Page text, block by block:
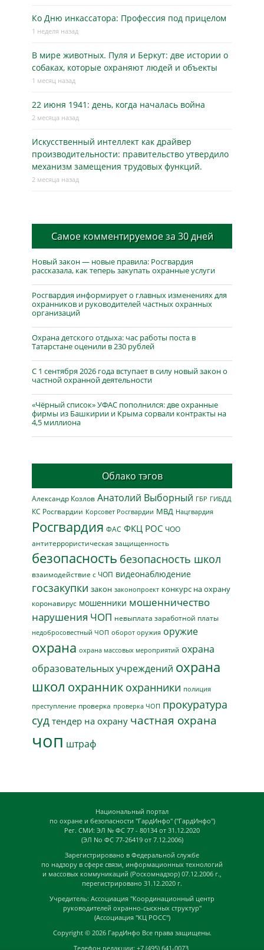
Ко Дню инкассатора: Профессия под прицелом
1 неделя назад
В мире животных. Пуля и Беркут: две истории о
собаках, которые охраняют людей и объекты
1 месяц назад
22 июня 1941: день, когда началась война
2 месяца назад
Искусственный интеллект как драйвер
производительности: правительство утвердило
механизм замещения трудовых функций.
2 месяца назад
Самое комментируемое за 30 дней
Новый закон — новые правила: Росгвардия
рассказала, как теперь закупать охранные услуги
Росгвардия информирует о главных изменениях для
охранников и руководителей частных охранных
организаций
Охрана детского отдыха: час работы поста в
Татарстане оценили в 230 рублей
С 1 сентября 2026 года вступает в силу новый закон о
частной охранной деятельности
«Чёрный список» УФАС пополнился: две охранные
фирмы из Башкирии и Крыма сорвали контракты на
4,5 миллиона
Облако тэгов
Александр Козлов Анатолий Выборный ГБР ГИБДД
КС Росгвардии Корсовет Росгвардии МВД Нацгвардия
Росгвардия ФАС ФКЦ РОС ЧОО
антитеррористическая защищенность
безопасность безопасность школ
взаимодействие с ЧОП видеонаблюдение
госзакупки закон законопроект конкурс на охрану
коронавирус мошенники мошенничество
нарушения ЧОП невыплата заработной платы
недобросовестный ЧОП оборот оружия оружие
охрана охрана массовых мероприятий охрана
образовательных учреждений охрана
школ охранник охранники полиция
преступление проверка проверка ЧОП прокуратура
суд тендер на охрану частная охрана
чоп штраф
Национальный портал
по охране и безопасности "ГардИнфо" ("ГардИнфо")
Рег. СМИ: ЭЛ № ФС 77 - 80134 от 31.12.2020
(ЭЛ No ФС 77-26419 от 7.12.2006)
Зарегистрировано в Федеральной службе
по надзору в сфере связи, информационных технологий
и массовых коммуникаций (Роскомнадзор) 07.12.2006 г.,
перегистрировано 31.12.2020 г.
Учредитель: Ассоциация "Координационный центр
руководителей охранно-сыскных структур"
(Ассоциация "КЦ РОСС")
Copyright © 2026 ГардИнфо Все права защищены.
Телефон редакции: +7 (495) 641-0073,